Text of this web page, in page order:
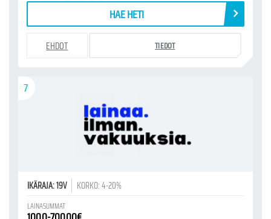
HAE HETI
EHDOT TIEDOT
7
IKÄRAJA: 19V KORKO: 4-20%
LAINASUMMAT